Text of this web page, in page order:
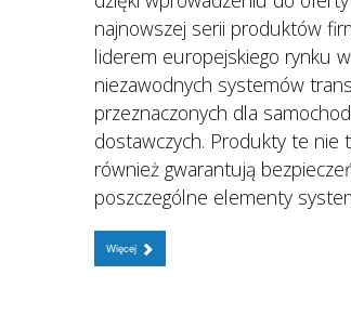
najnowszej serii produktów
liderem europejskiego rynku
niezawodnych systemów
przeznaczonych dla
dostawczych. Produkty te nie
również gwarantują
poszczególne elementy
Więcej